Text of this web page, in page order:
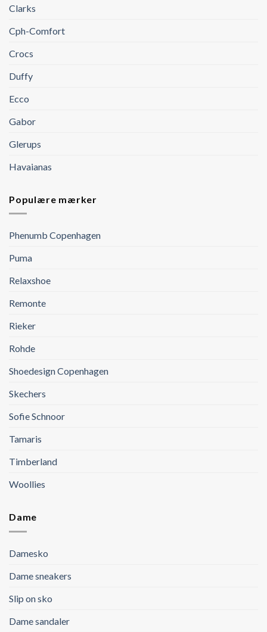
Clarks
Cph-Comfort
Crocs
Duffy
Ecco
Gabor
Glerups
Havaianas
Populære mærker
Phenumb Copenhagen
Puma
Relaxshoe
Remonte
Rieker
Rohde
Shoedesign Copenhagen
Skechers
Sofie Schnoor
Tamaris
Timberland
Woollies
Dame
Damesko
Dame sneakers
Slip on sko
Dame sandaler